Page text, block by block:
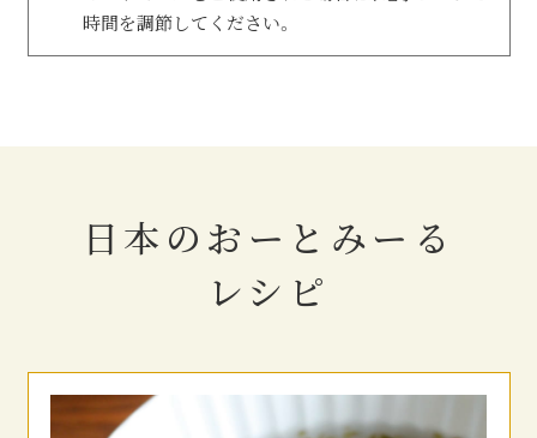
時間を調節してください。
日本のおーとみーる
レシピ